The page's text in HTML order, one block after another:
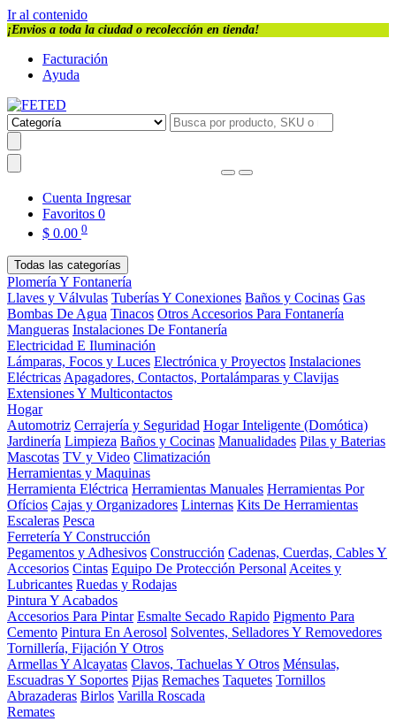
Ir al contenido
¡Envios a toda la ciudad o recolección en tienda!
Facturación
Ayuda
Cuenta Ingresar
Favoritos 0
$ 0.00 0
Todas las categorías
Plomería Y Fontanería
Llaves y Válvulas Tuberías Y Conexiones Baños y Cocinas Gas
Bombas De Agua Tinacos Otros Accesorios Para Fontanería
Mangueras Instalaciones De Fontanería
Electricidad E Iluminación
Lámparas, Focos y Luces Electrónica y Proyectos Instalaciones
Eléctricas Apagadores, Contactos, Portalámparas y Clavijas
Extensiones Y Multicontactos
Hogar
Automotriz Cerrajería y Seguridad Hogar Inteligente (Domótica)
Jardinería Limpieza Baños y Cocinas Manualidades Pilas y Baterias
Mascotas TV y Video Climatización
Herramientas y Maquinas
Herramienta Eléctrica Herramientas Manuales Herramientas Por
Ofícios Cajas y Organizadores Linternas Kits De Herramientas
Escaleras Pesca
Ferretería Y Construcción
Pegamentos y Adhesivos Construcción Cadenas, Cuerdas, Cables Y
Accesorios Cintas Equipo De Protección Personal Aceites y
Lubricantes Ruedas y Rodajas
Pintura Y Acabados
Accesorios Para Pintar Esmalte Secado Rapido Pigmento Para
Cemento Pintura En Aerosol Solventes, Selladores Y Removedores
Tornillería, Fijación Y Otros
Armellas Y Alcayatas Clavos, Tachuelas Y Otros Ménsulas,
Escuadras Y Soportes Pijas Remaches Taquetes Tornillos
Abrazaderas Birlos Varilla Roscada
Remates